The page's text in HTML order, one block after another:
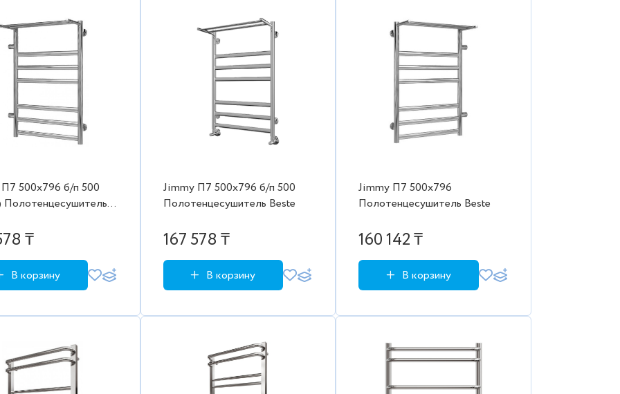
500х796 б/п 500
₸
В корзину
Jimmy П7 500х796 б/п 500
Полотенцесушитель Beste
167 578 ₸
В корзину
Jimmy П7 500х796
Полотенцесушитель Beste
160 142 ₸
В корзину